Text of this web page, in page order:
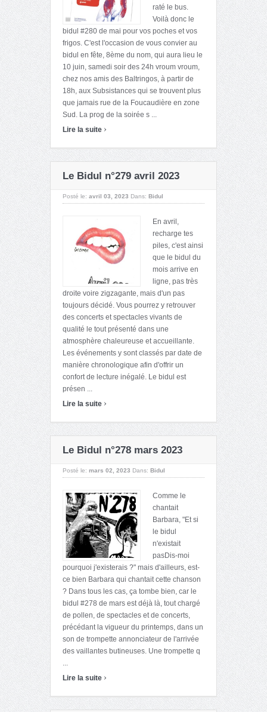
raté le bus.
Voilà donc le
bidul #280 de mai pour vos poches et vos
frigos. C'est l'occasion de vous convier au
bidul en fête, 8ème du nom, qui aura lieu le
10 juin, samedi soir des 24h vroum vroum,
chez nos amis des Baltringos, à partir de
18h, aux Subsistances qui se trouvent plus
que jamais rue de la Foucaudière en zone
Sud. La prog de la soirée s ...
Lire la suite ›
Le Bidul n°279 avril 2023
Posté le: avril 03, 2023 Dans: Bidul
En avril,
recharge tes
piles, c'est ainsi
que le bidul du
mois arrive en
ligne, pas très
droite voire zigzagante, mais d'un pas
toujours décidé. Vous pourrez y retrouver
des concerts et spectacles vivants de
qualité le tout présenté dans une
atmosphère chaleureuse et accueillante.
Les événements y sont classés par date de
manière chronologique afin d'offrir un
confort de lecture inégalé. Le bidul est
présen ...
Lire la suite ›
Le Bidul n°278 mars 2023
Posté le: mars 02, 2023 Dans: Bidul
Comme le
chantait
Barbara, "Et si
le bidul
n'existait
pasDis-moi
pourquoi j'existerais ?" mais d'ailleurs, est-
ce bien Barbara qui chantait cette chanson
? Dans tous les cas, ça tombe bien, car le
bidul #278 de mars est déjà là, tout chargé
de pollen, de spectacles et de concerts,
précédant la vigueur du printemps, dans un
son de trompette annonciateur de l'arrivée
des vaillantes butineuses. Une trompette q
...
Lire la suite ›